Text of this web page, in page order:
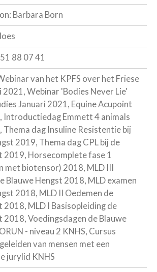
Barbara Born
88 07 41
van het KPFS over het Friese
2021, Webinar 'Bodies Never Lie'
Januari 2021, Equine Acupoint
Introductiedag Emmett 4 animals
dag Insuline Resistentie bij
2019, Thema dag CPL bij de
2019, Horsecomplete fase 1
met biotensor) 2018, MLD III
Blauwe Hengst 2018, MLD examen
2018, MLD II Oedemen de
2018, MLD I Basisopleiding de
2018, Voedingsdagen de Blauwe
- niveau 2 KNHS, Cursus
van mensen met een
jurylid KNHS